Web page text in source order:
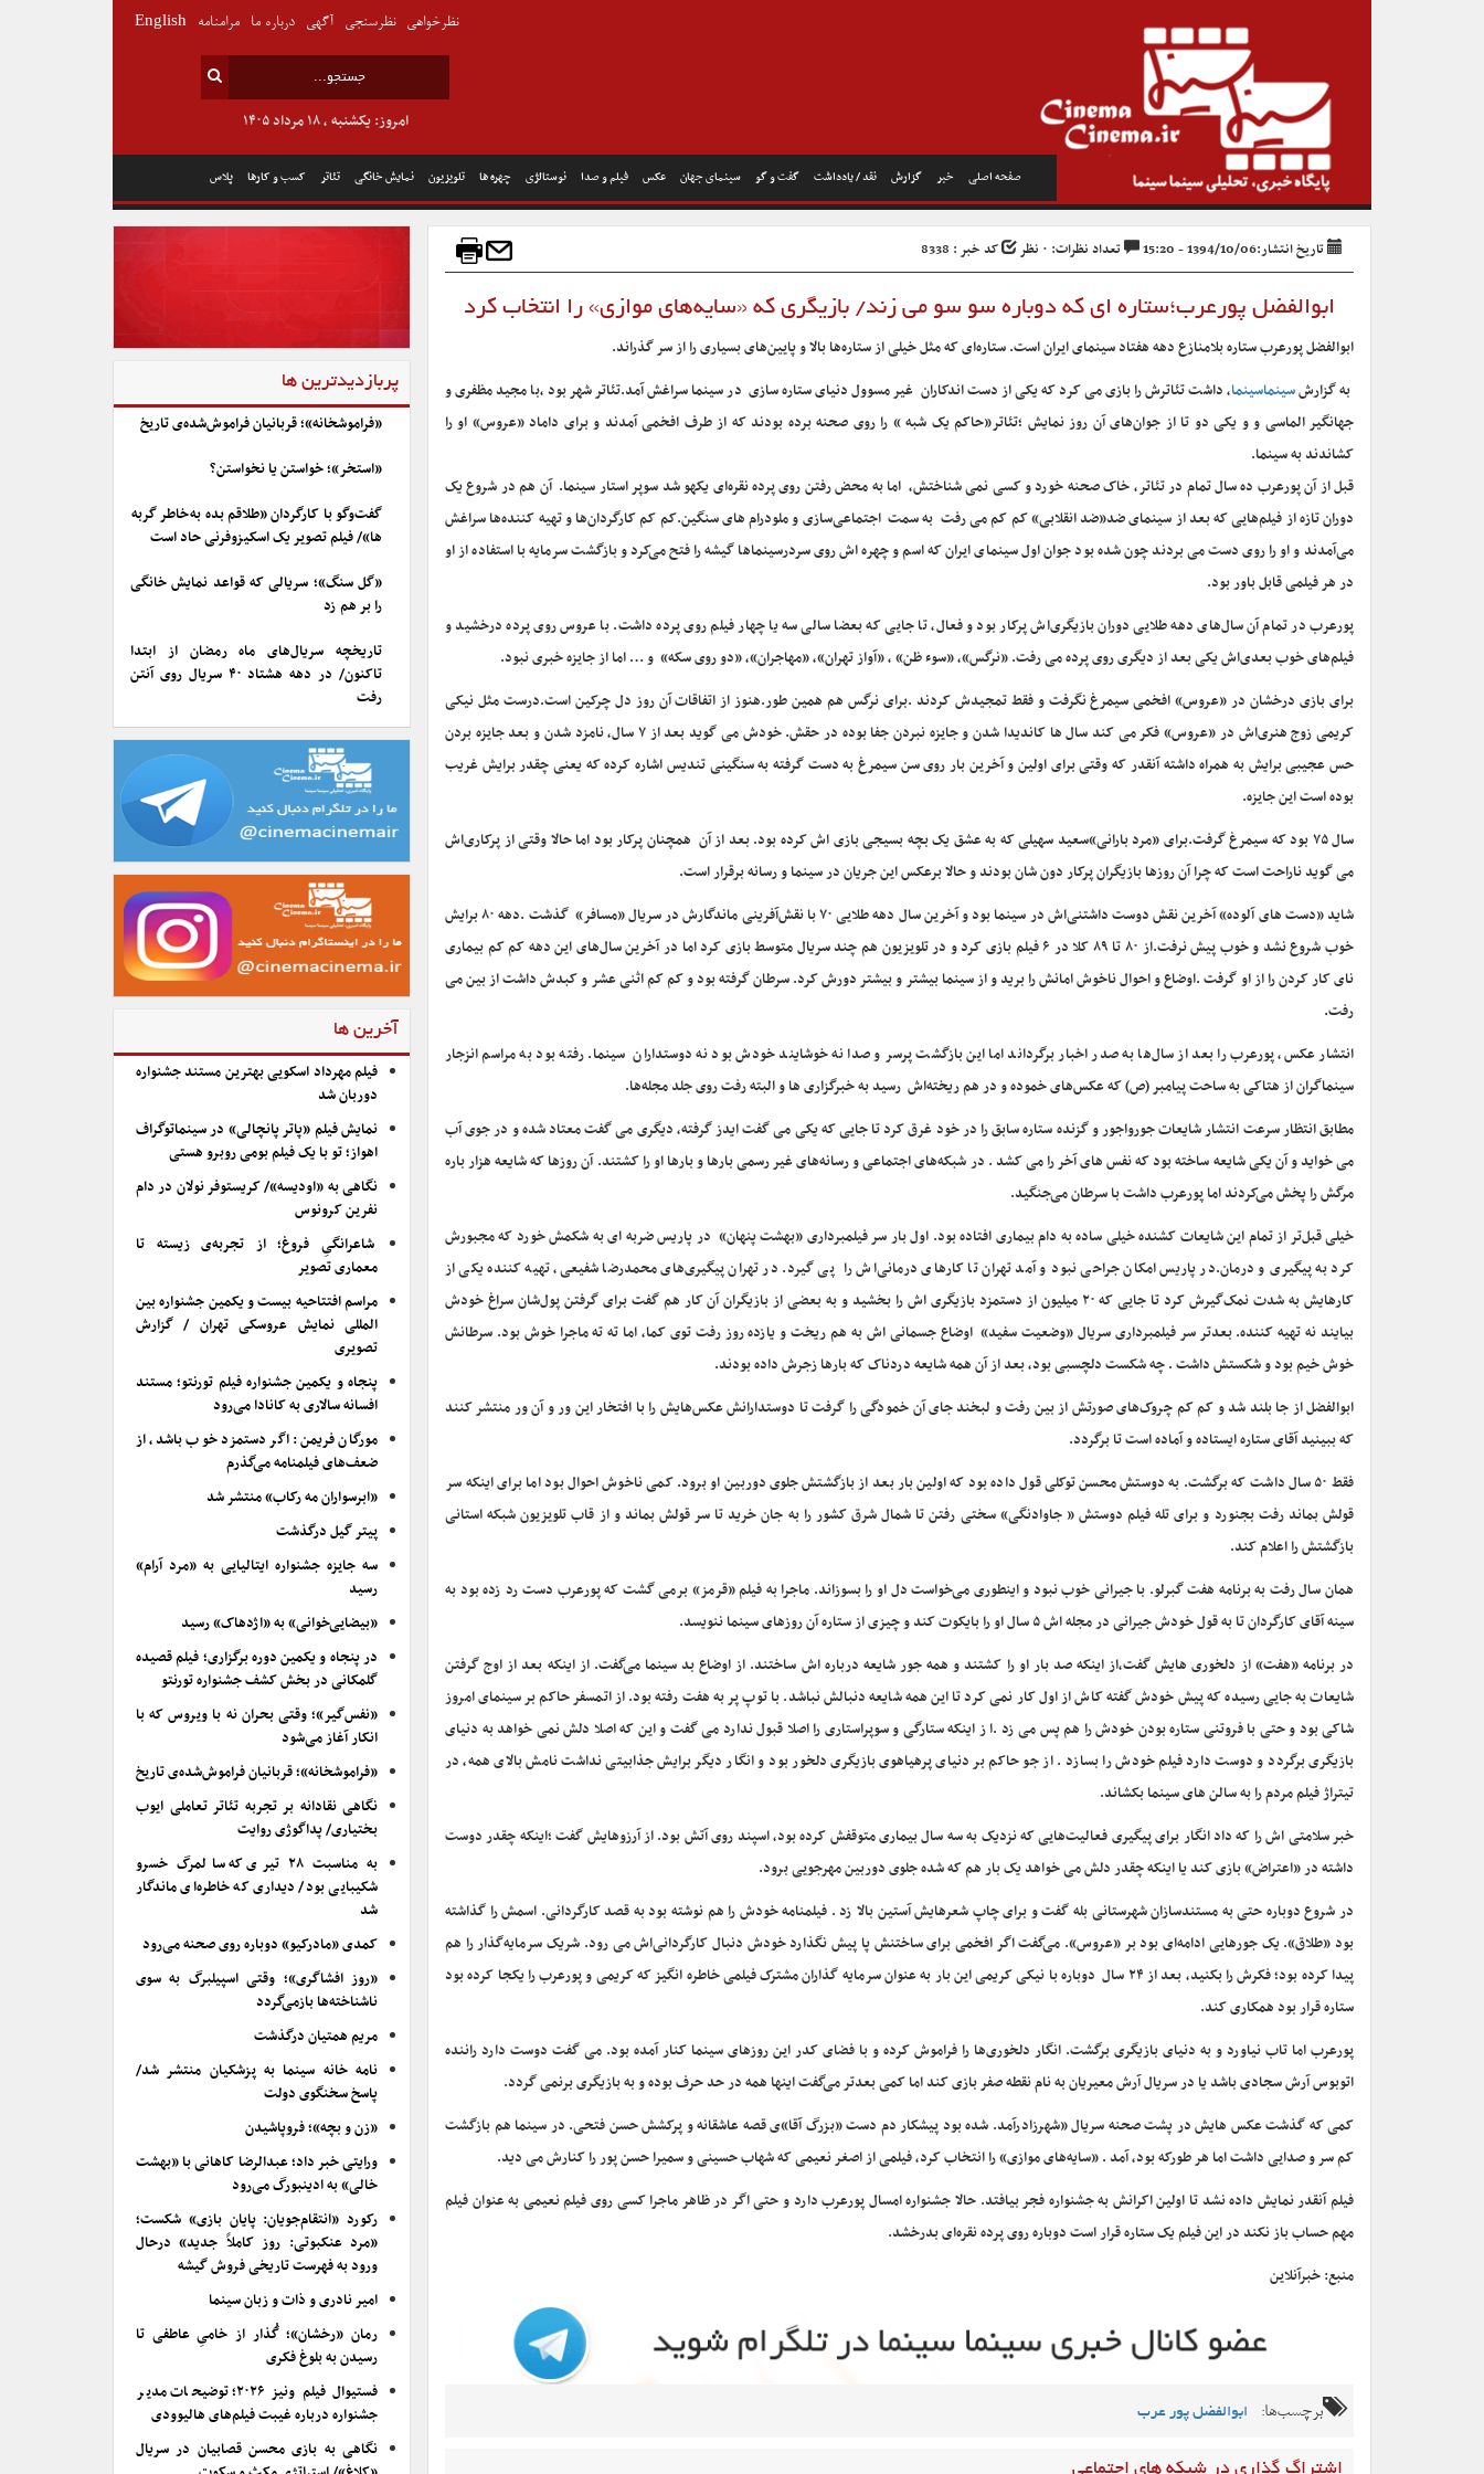
صفحه اصلی خبر گزارش نقد / یادداشت گفت و گو سینمای جهان عکس فیلم و صدا نوستالژی چهره ها تلویزیون نمایش خانگی تئاتر کسب و کارها پلاس
امروز: یکشنبه , ۱۸ مرداد ۱۴۰۵
نظرخواهی نظرسنجی آگهی درباره ما مرامنامه English
تاریخ انتشار:1394/10/06 - 15:20 تعداد نظرات: ۰ نظر کد خبر : 8338
ابوالفضل پورعرب؛ستاره ای که دوباره سو سو می زند/ بازیگری که «سایه‌های موازی» را انتخاب کرد
ابوالفضل پورعرب ستاره بلامنازع دهه هفتاد سینمای ایران است. ستاره‌ای که مثل خیلی از ستاره‌ها بالا و پایین‌های بسیاری را از سر گذراند.
به گزارشسینماسینما، داشت تئاترش را بازی می کرد که یکی از دست اندکاران غیر مسوول دنیای ستاره سازی در سینما سراغش آمد.تئاتر شهر بود ،با مجید مظفری و
جهانگیر الماسی و و یکی دو تا از جوان‌های آن روز نمایش ؛تئاتر«حاکم یک شبه » را روی صحنه برده بودند که از طرف افخمی آمدند و برای داماد «عروس» او را
کشاندند به سینما.
قبل از آن پورعرب ده سال تمام در تئاتر، خاک صحنه خورد و کسی نمی شناختش، اما به محض رفتن روی پرده نقره‌ای یکهو شد سوپر استار سینما. آن هم در شروع یک
دوران تازه از فیلم‌هایی که بعد از سینمای ضد«ضد انقلابی» کم کم می رفت به سمت اجتماعی‌سازی و ملودرام های سنگین.کم کم کارگردان‌ها و تهیه کننده‌ها سراغش
می‌آمدند و او را روی دست می بردند چون شده بود جوان اول سینمای ایران که اسم و چهره اش روی سردرسینماها گیشه را فتح می‌کرد و بازگشت سرمایه با استفاده از او
در هر فیلمی قابل باور بود.
پورعرب در تمام آن سال‌های دهه طلایی دوران بازیگری‌اش پرکار بود و فعال، تا جایی که بعضا سالی سه یا چهار فیلم روی پرده داشت. با عروس روی پرده درخشید و
فیلم‌های خوب بعدی‌اش یکی بعد از دیگری روی پرده می رفت. «نرگس»، «سوء ظن» ، «آواز تهران»، «مهاجران»، «دو روی سکه» و … اما از جایزه خبری نبود.
برای بازی درخشان در «عروس» افخمی سیمرغ نگرفت و فقط تمجیدش کردند .برای نرگس هم همین طور.هنوز از اتفاقات آن روز دل چرکین است.درست مثل نیکی
کریمی زوج هنری‌اش در «عروس» فکر می کند سال ها کاندیدا شدن و جایزه نبردن جفا بوده در حقش. خودش می گوید بعد از ۷ سال، نامزد شدن و بعد جایزه بردن
حس عجیبی برایش به همراه داشته آنقدر که وقتی برای اولین و آخرین بار روی سن سیمرغ به دست گرفته به سنگینی تندیس اشاره کرده که یعنی چقدر برایش غریب
بوده است این جایزه.
سال ۷۵ بود که سیمرغ گرفت.برای «مرد بارانی»سعید سهیلی که به عشق یک بچه بسیجی بازی اش کرده بود. بعد از آن همچنان پرکار بود اما حالا وقتی از پرکاری‌اش
می گوید ناراحت است که چرا آن روزها بازیگران پرکار دون شان بودند و حالا برعکس این جریان در سینما و رسانه برقرار است.
شاید «دست های آلوده» آخرین نقش دوست داشتنی‌اش در سینما بود و آخرین سال دهه طلایی ۷۰ با نقش‌آفرینی ماندگارش در سریال «مسافر» گذشت .دهه ۸۰ برایش
خوب شروع نشد و خوب پیش نرفت.از ۸۰ تا ۸۹ کلا در ۶ فیلم بازی کرد و در تلویزیون هم چند سریال متوسط بازی کرد اما در آخرین سال‌های این دهه کم کم بیماری
نای کار کردن را از او گرفت .اوضاع و احوال ناخوش امانش را برید و از سینما بیشتر و بیشتر دورش کرد. سرطان گرفته بود و کم کم اثنی عشر و کبدش داشت از بین می
رفت.
انتشار عکس‌، پورعرب را بعد از سال‌ها به صدر اخبار برگرداند اما این بازگشت پرسر و صدا نه خوشایند خودش بود نه دوستداران سینما. رفته بود به مراسم انزجار
سینماگران از هتاکی به ساحت پیامبر (ص) که عکس‌های خموده و در هم ریخته‌اش رسید به خبرگزاری ها و البته رفت روی جلد مجله‌ها.
مطابق انتظار سرعت انتشار شایعات جورواجور و گزنده ستاره سابق را در خود غرق کرد تا جایی که یکی می گفت ایدز گرفته، دیگری می گفت معتاد شده و در جوی آب
می خواید و آن یکی شایعه ساخته بود که نفس های آخر را می کشد . در شبکه‌های اجتماعی و رسانه‌های غیر رسمی بارها و بارها او را کشتند. آن روزها که شایعه هزار باره
مرگش را پخش می‌کردند اما پورعرب داشت با سرطان می‌جنگید.
خیلی قبل‌تر از تمام این شایعات کشنده خیلی ساده به دام بیماری افتاده بود. اول بار سر فیلمبرداری «بهشت پنهان» در پاریس ضربه ای به شکمش خورد که مجبورش
کرد به پیگیری و درمان.در پاریس امکان جراحی نبود و آمد تهران تا کارهای درمانی‌اش را پی گیرد. در تهران پیگیری‌های محمدرضا شفیعی، تهیه کننده یکی از
کارهایش به شدت نمک‌گیرش کرد تا جایی که ۲۰ میلیون از دستمزد بازیگری اش را بخشید و به بعضی از بازیگران آن کار هم گفت برای گرفتن پول‌شان سراغ خودش
بیایند نه تهیه کننده. بعدتر سر فیلمبرداری سریال «وضعیت سفید» اوضاع جسمانی اش به هم ریخت و یازده روز رفت توی کما، اما ته ته ماجرا خوش بود. سرطانش
خوش خیم بود و شکستش داشت . چه شکست دلچسبی بود، بعد از آن همه شایعه دردناک که بارها زجرش داده بودند.
ابوالفضل از جا بلند شد و کم کم چروک‌های صورتش از بین رفت و لبخند جای آن خمودگی را گرفت تا دوستدارانش عکس‌هایش را با افتخار این ور و آن ور منتشر کنند
که ببینید آقای ستاره ایستاده و آماده است تا برگردد.
فقط ۵۰ سال داشت که برگشت. به دوستش محسن توکلی قول داده بود که اولین بار بعد از بازگشتش جلوی دوربین او برود. کمی ناخوش احوال بود اما برای اینکه سر
قولش بماند رفت بجنورد و برای تله فیلم دوستش « جاوادنگی» سختی رفتن تا شمال شرق کشور را به جان خرید تا سر قولش بماند و از قاب تلویزیون شبکه استانی
بازگشتش را اعلام کند.
همان سال رفت به برنامه هفت گبرلو. با جیرانی خوب نبود و اینطوری می‌خواست دل او را بسوزاند. ماجرا به فیلم «قرمز» برمی گشت که پورعرب دست رد زده بود به
سینه آقای کارگردان تا به قول خودش جیرانی در مجله اش ۵ سال او را بایکوت کند و چیزی از ستاره آن روزهای سینما ننویسد.
در برنامه «هفت» از دلخوری هایش گفت،از اینکه صد بار او را کشتند و همه جور شایعه درباره اش ساختند. از اوضاع بد سینما می‌گفت. از اینکه بعد از اوج گرفتن
شایعات به جایی رسیده که پیش خودش گفته کاش از اول کار نمی کرد تا این همه شایعه دنبالش نباشد. با توپ پر به هفت رفته بود. از اتمسفر حاکم بر سینمای امروز
شاکی بود و حتی با فروتنی ستاره بودن خودش را هم پس می زد .ا ز اینکه ستارگی و سوپراستاری را اصلا قبول ندارد می گفت و این که اصلا دلش نمی خواهد به دنیای
بازیگری برگردد و دوست دارد فیلم خودش را بسازد . از جو حاکم بر دنیای پرهیاهوی بازیگری دلخور بود و انگار دیگر برایش جذابیتی نداشت نامش بالای همه، در
تیتراژ فیلم مردم را به سالن های سینما بکشاند.
خبر سلامتی اش را که داد انگار برای پیگیری فعالیت‌هایی که نزدیک به سه سال بیماری متوقفش کرده بود، اسپند روی آتش بود. از آرزوهایش گفت ؛اینکه چقدر دوست
داشته در «اعتراض» بازی کند یا اینکه چقدر دلش می خواهد یک بار هم که شده جلوی دوربین مهرجویی برود.
در شروع دوباره حتی به مستندسازان شهرستانی بله گفت و برای چاپ شعرهایش آستین بالا زد . فیلمنامه خودش را هم نوشته بود به قصد کارگردانی. اسمش را گذاشته
بود «طلاق». یک جورهایی ادامه‌ای بود بر «عروس». می‌گفت اگر افخمی برای ساختنش پا پیش نگذارد خودش دنبال کارگردانی‌اش می رود. شریک سرمایه‌گذار را هم
پیدا کرده بود؛ فکرش را بکنید، بعد از ۲۴ سال دوباره با نیکی کریمی این بار به عنوان سرمایه گذاران مشترک فیلمی خاطره انگیز که کریمی و پورعرب را یکجا کرده بود
ستاره قرار بود همکاری کند.
پورعرب اما تاب نیاورد و به دنیای بازیگری برگشت. انگار دلخوری‌ها را فراموش کرده و با فضای کدر این روزهای سینما کنار آمده بود. می گفت دوست دارد راننده
اتوبوس آرش سجادی باشد یا در سریال آرش معیریان به نام نقطه صفر بازی کند اما کمی بعدتر می‌گفت اینها همه در حد حرف بوده و به بازیگری برنمی گردد.
کمی که گذشت عکس هایش در پشت صحنه سریال «شهرزادرآمد. شده بود پیشکار دم دست «بزرگ آقا»ی قصه عاشقانه و پرکشش حسن فتحی. در سینما هم بازگشت
کم سر و صدایی داشت اما هر طورکه بود، آمد . «سایه‌های موازی» را انتخاب کرد، فیلمی از اصغر نعیمی که شهاب حسینی و سمیرا حسن پور را کنارش می دید.
فیلم آنقدر نمایش داده نشد تا اولین اکرانش به جشنواره فجر بیافتد. حالا جشنواره امسال پورعرب دارد و حتی اگر در ظاهر ماجرا کسی روی فیلم نعیمی به عنوان فیلم
مهم حساب باز نکند در این فیلم یک ستاره قرار است دوباره روی پرده نقره‌ای بدرخشد.
منبع: خبرآنلاین
برچسب‌ها: ابوالفضل پور عرب
اشتراگ گذاری در شبکه های اجتماعی
پربازدیدترین ها
«فراموشخانه»؛ قربانیان فراموش‌شده‌ی تاریخ
«استخر»؛ خواستن یا نخواستن؟
گفت‌وگو با کارگردان «طلاقم بده به خاطر گربه
ها»/ فیلم تصویر یک اسکیزوفرنی حاد است
«گل سنگ»؛ سریالی که قواعد نمایش خانگی
را بر هم زد
تاریخچه سریال‌های ماه رمضان از ابتدا
تاکنون/ در دهه هشتاد ۴۰ سریال روی آنتن
رفت
آخرین ها
فیلم مهرداد اسکویی بهترین مستند جشنواره
دوربان شد
نمایش فیلم «پاتر پانچالی» در سینماتوگراف
اهواز؛ تو با یک فیلم بومی روبرو هستی
نگاهی به «اودیسه»/ کریستوفر نولان در دام
نفرین کرونوس
شاعرانگیِ فروغ؛ از تجربه‌ی زیسته تا
معماری تصویر
مراسم افتتاحیه بیست و یکمین جشنواره بین
المللی نمایش عروسکی تهران / گزارش
تصویری
پنجاه و یکمین جشنواره فیلم تورنتو؛ مستند
افسانه سالاری به کانادا می‌رود
مورگان فریمن: اگر دستمزد خوب باشد، از
ضعف‌های فیلمنامه می‌گذرم
«ابرسواران مه رکاب» منتشر شد
پیتر گیل درگذشت
سه جایزه جشنواره ایتالیایی به «مرد آرام»
رسید
«بیضایی‌خوانی» به «اژدهاک» رسید
در پنجاه و یکمین دوره برگزاری؛ فیلم قصیده
گلمکانی در بخش کشف جشنواره تورنتو
«نفس‌گیر»؛ وقتی بحران نه با ویروس که با
انکار آغاز می‌شود
«فراموشخانه»؛ قربانیان فراموش‌شده‌ی تاریخ
نگاهی نقادانه بر تجربه تئاتر تعاملی ایوب
بختیاری/ پداگوژی روایت
به مناسبت ۲۸ تیری که سالمرگ خسرو
شکیبایی بود/ دیداری که خاطره‌ای ماندگار
شد
کمدی «مادرکیو» دوباره روی صحنه می‌رود
«روز افشاگری»؛ وقتی اسپیلبرگ به سوی
ناشناخته‌ها بازمی‌گردد
مریم همتیان درگذشت
نامه خانه سینما به پزشکیان منتشر شد/
پاسخ سخنگوی دولت
«زن و بچه»؛ فروپاشیدن
ورایتی خبر داد؛ عبدالرضا کاهانی با «بهشت
خالی» به ادینبورگ می‌رود
رکورد «انتقام‌جویان: پایان بازی» شکست؛
«مرد عنکبوتی: روز کاملاً جدید» درحال
ورود به فهرست تاریخی فروش گیشه
امیر نادری و ذات و زبان سینما
رمان «رخشان»؛ گُذار از خامیِ عاطفی تا
رسیدن به بلوغ فکری
فستیوال فیلم ونیز ۲۰۲۶؛ توضیحات مدیر
جشنواره درباره غیبت فیلم‌های هالیوودی
نگاهی به بازی محسن قصابیان در سریال